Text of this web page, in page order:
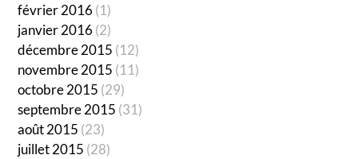
février 2016(1)
janvier 2016(2)
décembre 2015 (12)
novembre 2015 (11)
octobre 2015 (29)
septembre 2015 (31)
août 2015 (23)
juillet 2015 (28)